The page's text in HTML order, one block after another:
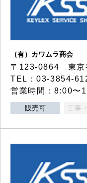
（有）カワムラ商会
〒123-0864 東京
TEL：03-3854-
営業時間：8:00〜
販売可 工事